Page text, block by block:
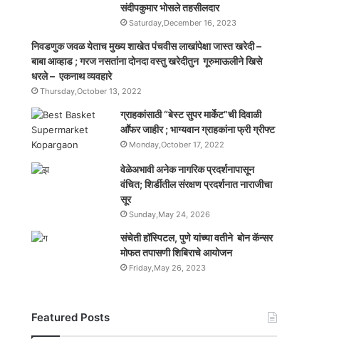
संदीपकुमार भोसले तहसीलदार
Saturday,December 16, 2023
निवडणुक जवळ येताच मुख्य शाखेत पंचवीस लाखांपेक्षा जास्त खरेदी –
बाबा आव्हाड ; गरज नसतांना दोनदा वस्तु खरेदीतुन गूरुमाऊलीने खिसे
धरले – एकनाथ व्यवहारे
Thursday,October 13, 2022
ग्राहकांसाठी “बेस्ट सुपर मार्केट”ची दिवाळी
आॕफर जाहीर ; भाग्यवान ग्राहकांना फ्री ग्रीफ्ट
Monday,October 17, 2022
वेळेअभावी अनेक नागरिक प्रदर्शनापासून
वंचित; शिर्डीतील संरक्षण प्रदर्शनात नाराजीचा
सूर
Sunday,May 24, 2026
संचेती हॉस्पिटल, पुणे यांच्या वतीने बोन कॅन्सर
मोफत तपासणी शिबिराचे आयोजन
Friday,May 26, 2023
Featured Posts